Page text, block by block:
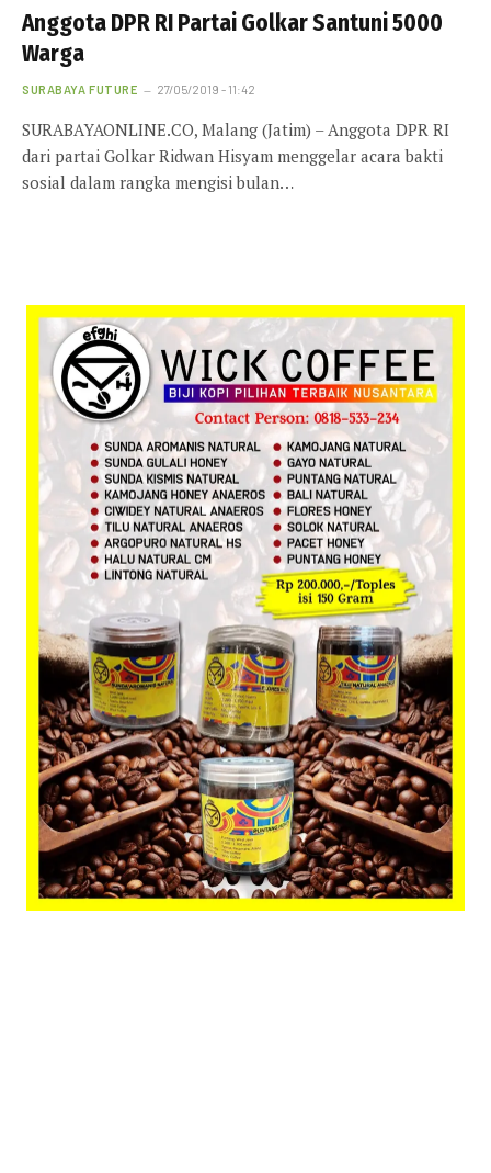
Anggota DPR RI Partai Golkar Santuni 5000
Warga
SURABAYA FUTURE 27/05/2019 - 11:42
SURABAYAONLINE.CO, Malang (Jatim) – Anggota DPR RI
dari partai Golkar Ridwan Hisyam menggelar acara bakti
sosial dalam rangka mengisi bulan…